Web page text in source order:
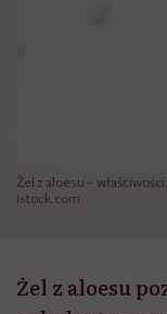
Żel z aloesu –
Istock.com
Żel z aloesu